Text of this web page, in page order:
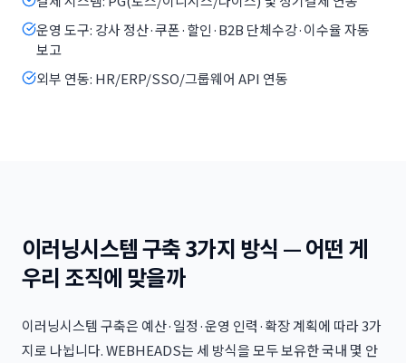
운영 도구: 강사 정산·쿠폰·할인·B2B 단체수강·이수율 자동
보고
외부 연동: HR/ERP/SSO/그룹웨어 API 연동
이러닝시스템 구축 3가지 방식 — 어떤 게
우리 조직에 맞을까
이러닝시스템 구축은 예산·일정·운영 인력·확장 계획에 따라 3가
지로 나뉩니다. WEBHEADS는 세 방식을 모두 보유한 국내 몇 안